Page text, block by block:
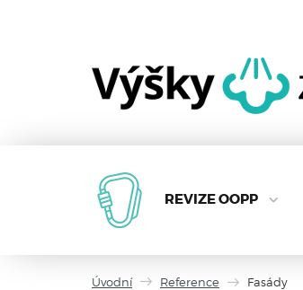
REVIZE OOPP
Úvodní Reference Fasády